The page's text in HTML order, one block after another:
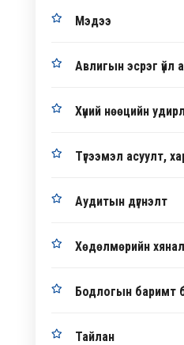
Мэдээ
Авлигын эсрэг үйл
Хүний нөөцийн
Түгээмэл асуулт,
Аудитын дүгнэлт
Хөдөлмөрийн
Бодлогын баримт
Тайлан